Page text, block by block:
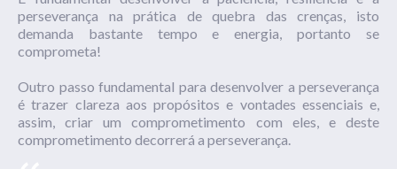
perseverança na prática de quebra das crenças, isto
demanda bastante tempo e energia, portanto se
comprometa!
Outro passo fundamental para desenvolver a perseverança
é trazer clareza aos propósitos e vontades essenciais e,
assim, criar um comprometimento com eles, e deste
comprometimento decorrerá a perseverança.